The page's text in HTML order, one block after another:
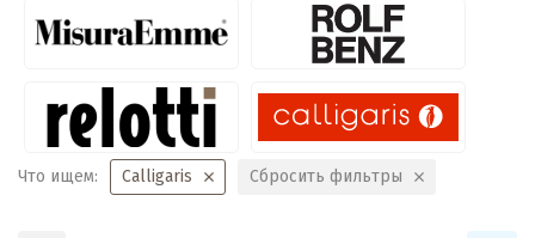
Что ищем: Calligaris Сбросить фильтры